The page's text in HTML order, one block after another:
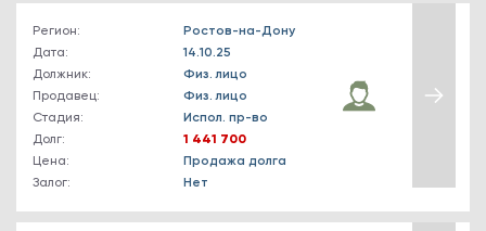
Регион:
Ростов-на-Дону
Дата:
14.10.25
Должник:
Физ. лицо
Продавец:
Физ. лицо
Стадия:
Испол. пр-во
Долг:
1 441 700
Цена:
Продажа долга
Залог:
Нет